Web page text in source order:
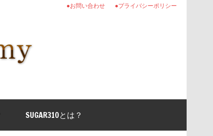
●プライバシーポリシー
●お問い合わせ
SUGAR310とは？